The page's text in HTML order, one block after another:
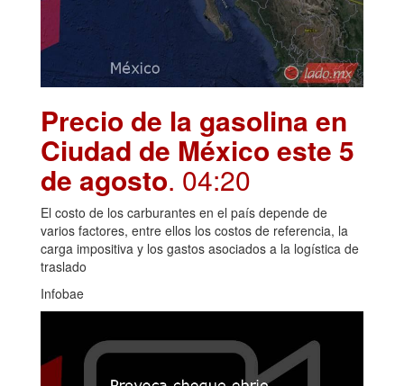
Precio de la gasolina en
Ciudad de México este 5
de agosto. 04:20
El costo de los carburantes en el país depende de
varios factores, entre ellos los costos de referencia, la
carga impositiva y los gastos asociados a la logística de
traslado
Infobae